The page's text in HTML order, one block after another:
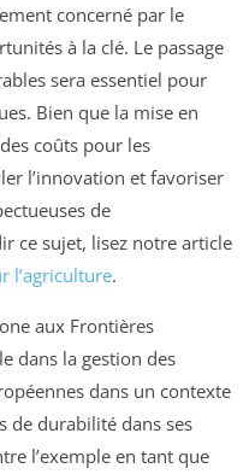
concerné par le
à la clé. Le passage
sera essentiel pour
Bien que la mise en
coûts pour les
l’innovation et favoriser
de
ce sujet, lisez notre article
l’agriculture.
aux Frontières
dans la gestion des
dans un contexte
de durabilité dans ses
l’exemple en tant que